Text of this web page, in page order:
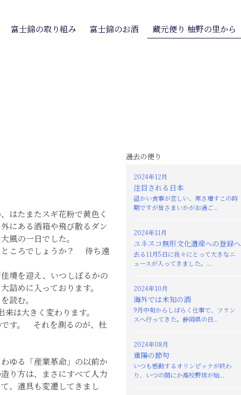
富士錦の取り組み 富士錦のお酒 蔵元便り 柚野の里から
はたまたスギ花粉で黄色く
にある酒箱や飛び散るダン
風の一日でした。
ところでしょうか？ 待ち遠
境を迎え、いつしぼるかの
詰めに入っております。
読む。
は大きく変わります。
です。 それを測るのが、杜
ゆる「産業革命」の以前か
り方は、まさにすべて人力
、道具も変遷してきまし
過去の便り
2024年12月
注目される日本
温かい食事が恋しい、寒さ増すこの時
期ですが皆さまいかがお過ご...
2024年11月
ユネスコ無形文化遺産への登録へ
去る11月5日に我々にとって大きなニ
ュースが入ってきました。...
2024年10月
海外では未知の酒
9月中旬からしばらく仕事で、フラン
スへ行ってきた。静岡県の日...
2024年08月
重陽の節句
いつも感動するオリンピックが終わ
り、いつの間にか高校野球が始...